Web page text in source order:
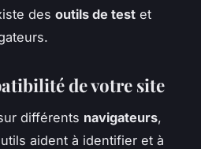
des outils de test et
de votre site
différents navigateurs,
aident à identifier et à